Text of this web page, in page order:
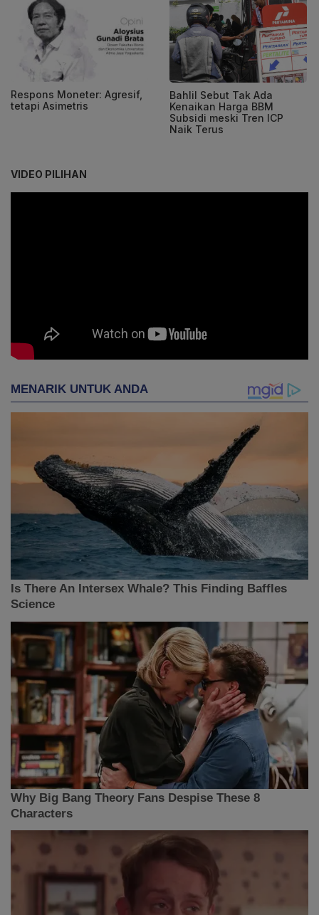
Respons Moneter: Agresif,
tetapi Asimetris
Bahlil Sebut Tak Ada
Kenaikan Harga BBM
Subsidi meski Tren ICP
Naik Terus
VIDEO PILIHAN